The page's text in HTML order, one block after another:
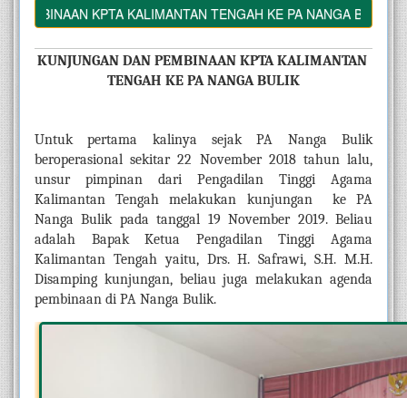
KPTA KALIMANTAN TENGAH KE PA NANGA BULIK
KUNJUNGAN DAN PEMBINAAN KPTA KALIMANTAN
TENGAH KE PA NANGA BULIK
Untuk pertama kalinya sejak PA Nanga Bulik
beroperasional sekitar 22 November 2018 tahun lalu,
unsur pimpinan dari Pengadilan Tinggi Agama
Kalimantan Tengah melakukan kunjungan  ke PA
Nanga Bulik pada tanggal 19 November 2019. Beliau
adalah Bapak Ketua Pengadilan Tinggi Agama
Kalimantan Tengah yaitu, Drs. H. Safrawi, S.H. M.H.
Disamping kunjungan, beliau juga melakukan agenda
pembinaan di PA Nanga Bulik.